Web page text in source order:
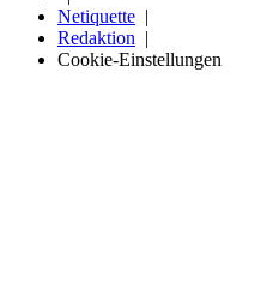
Netiquette
Redaktion
Cookie-Einstellungen